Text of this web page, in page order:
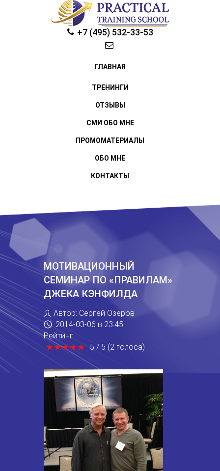
+7 (495) 532-33-53
ГЛАВНАЯ
ТРЕНИНГИ
ОТЗЫВЫ
СМИ ОБО МНЕ
ПРОМОМАТЕРИАЛЫ
ОБО МНЕ
КОНТАКТЫ
МОТИВАЦИОННЫЙ
СЕМИНАР ПО «ПРАВИЛАМ»
ДЖЕКА КЭНФИЛДА
Автор: Сергей Озеров
2014-03-06 в 23:45
Рейтинг:
★★★★★
★★★★★ 5 / 5 (2 голоса)